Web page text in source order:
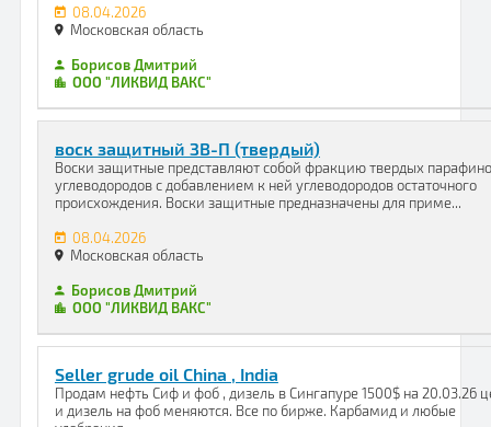
08.04.2026
Московская область
Борисов Дмитрий
ООО "ЛИКВИД ВАКС"
воск защитный ЗВ-П (твердый)
Воски защитные представляют собой фракцию твердых
углеводородов с добавлением к ней углеводородов остаточного
происхождения. Воски защитные предназначены для приме...
08.04.2026
Московская область
Борисов Дмитрий
ООО "ЛИКВИД ВАКС"
Seller grude oil China , India
Продам нефть Сиф и фоб , дизель в Сингапуре 1500$ на 20.03.26
и дизель на фоб меняются. Все по бирже. Карбамид и любые